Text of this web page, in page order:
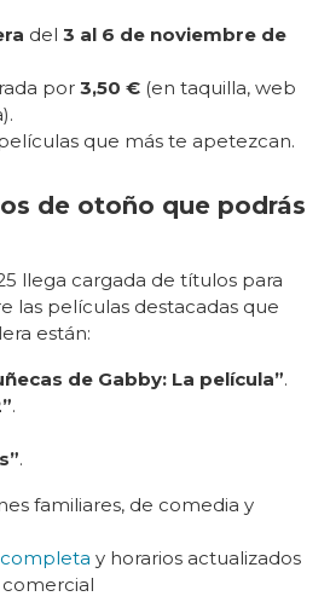
del 3 al 6 de noviembre de
por 3,50 € (en taquilla, web
que más te apetezcan.
de otoño que podrás
llega cargada de títulos para
las películas destacadas que
están:
de Gabby: La película”.
.
.
familiares, de comedia y
y horarios actualizados